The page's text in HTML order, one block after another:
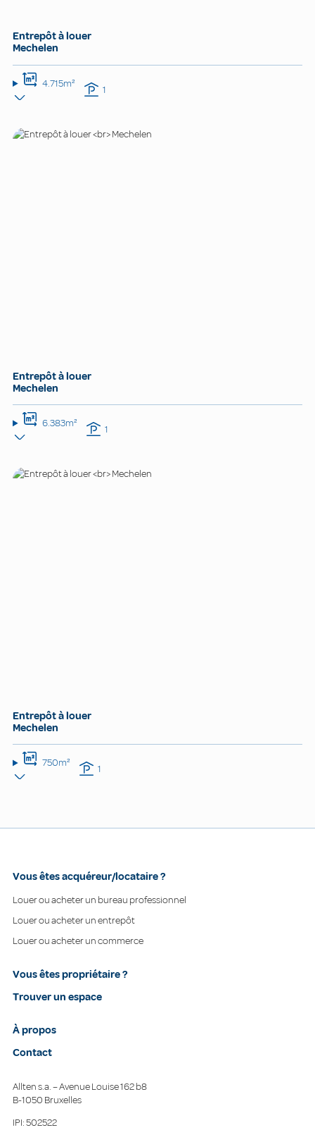
Entrepôt à louer
Mechelen
4.715m² 1
Entrepôt à louer
Mechelen
6.383m² 1
Entrepôt à louer
Mechelen
750m² 1
Vous êtes acquéreur/locataire ?
Louer ou acheter un bureau professionnel
Louer ou acheter un entrepôt
Louer ou acheter un commerce
Vous êtes propriétaire ?
Trouver un espace
À propos
Contact
Allten s.a. – Avenue Louise 162 b8
B-1050 Bruxelles
IPI: 502522